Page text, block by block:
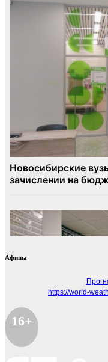
Афиша
https://world-
16+